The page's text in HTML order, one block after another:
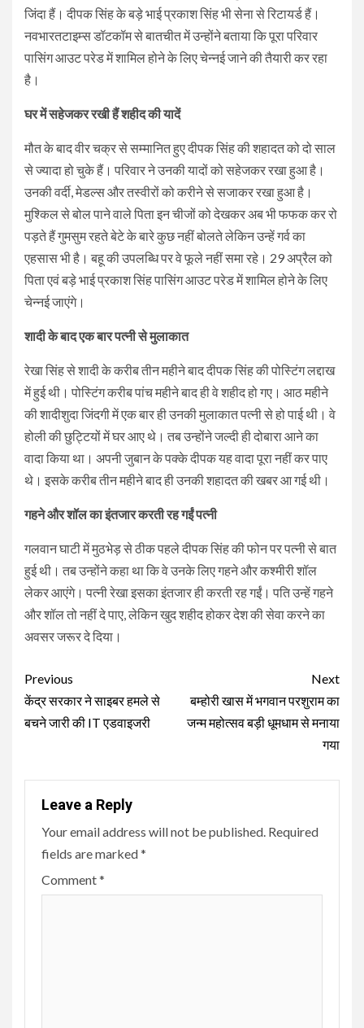
जिंदा हैं। दीपक सिंह के बड़े भाई प्रकाश सिंह भी सेना से रिटायर्ड हैं।
नवभारतटाइम्स डॉटकॉम से बातचीत में उन्होंने बताया कि पूरा परिवार
पासिंग आउट परेड में शामिल होने के लिए चेन्नई जाने की तैयारी कर रहा
है।
घर में सहेजकर रखी हैं शहीद की यादें
मौत के बाद वीर चक्र से सम्मानित हुए दीपक सिंह की शहादत को दो साल
से ज्यादा हो चुके हैं। परिवार ने उनकी यादों को सहेजकर रखा हुआ है।
उनकी वर्दी, मेडल्स और तस्वीरों को करीने से सजाकर रखा हुआ है।
मुश्किल से बोल पाने वाले पिता इन चीजों को देखकर अब भी फफक कर रो
पड़ते हैं गुमसुम रहते बेटे के बारे कुछ नहीं बोलते लेकिन उन्हें गर्व का
एहसास भी है। बहू की उपलब्धि पर वे फूले नहीं समा रहे। 29 अप्रैल को
पिता एवं बड़े भाई प्रकाश सिंह पासिंग आउट परेड में शामिल होने के लिए
चेन्नई जाएंगे।
शादी के बाद एक बार पत्नी से मुलाकात
रेखा सिंह से शादी के करीब तीन महीने बाद दीपक सिंह की पोस्टिंग लद्दाख
में हुई थी। पोस्टिंग करीब पांच महीने बाद ही वे शहीद हो गए। आठ महीने
की शादीशुदा जिंदगी में एक बार ही उनकी मुलाकात पत्नी से हो पाई थी। वे
होली की छुट्टियों में घर आए थे। तब उन्होंने जल्दी ही दोबारा आने का
वादा किया था। अपनी जुबान के पक्के दीपक यह वादा पूरा नहीं कर पाए
थे। इसके करीब तीन महीने बाद ही उनकी शहादत की खबर आ गई थी।
गहने और शॉल का इंतजार करती रह गईं पत्नी
गलवान घाटी में मुठभेड़ से ठीक पहले दीपक सिंह की फोन पर पत्नी से बात
हुई थी। तब उन्होंने कहा था कि वे उनके लिए गहने और कश्मीरी शॉल
लेकर आएंगे। पत्नी रेखा इसका इंतजार ही करती रह गईं। पति उन्हें गहने
और शॉल तो नहीं दे पाए, लेकिन खुद शहीद होकर देश की सेवा करने का
अवसर जरूर दे दिया।
Continue
Reading
Previous
केंद्र सरकार ने साइबर हमले से
बचने जारी की IT एडवाइजरी
Next
बम्होरी खास में भगवान परशुराम का
जन्म महोत्सव बड़ी धूमधाम से मनाया
गया
Leave a Reply
Your email address will not be published. Required
fields are marked*
Comment*